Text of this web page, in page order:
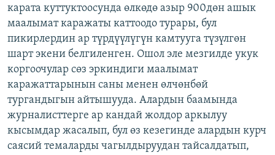
карата куттуктоосунда өлкөдө азыр 900дөн ашык
маалымат каражаты каттоодо турары, бул
пикирлердин ар түрдүүлүгүн камтууга түзүлгөн
шарт экени белгиленген. Ошол эле мезгилде укук
коргоочулар сөз эркиндиги маалымат
каражаттарынын саны менен өлчөнбөй
тургандыгын айтышууда. Алардын баамында
журналисттерге ар кандай жолдор аркылуу
кысымдар жасалып, бул өз кезегинде алардын курч
саясий темаларды чагылдыруудан тайсалдатып,